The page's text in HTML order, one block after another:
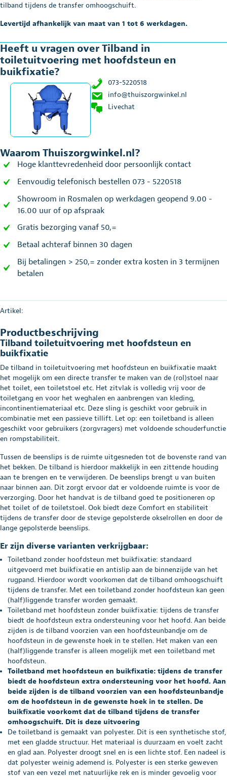
tilband tijdens de transfer omhoogschuift.
Levertijd afhankelijk van maat van 1 tot 6 werkdagen.
Heeft u vragen over Tilband in
toiletuitvoering met hoofdsteun en
buikfixatie?
073-5220518
info@thuiszorgwinkel.nl
Livechat
Waarom Thuiszorgwinkel.nl?
Hoge klanttevredenheid door persoonlijk contact
Eenvoudig telefonisch bestellen 073 - 5220518
Showroom in Rosmalen op werkdagen geopend 9.00 -
16.00 uur of op afspraak
Gratis bezorging vanaf 50,=
Betaal achteraf binnen 30 dagen
Bij betalingen > 250,= zonder extra kosten in 3 termijnen
betalen
Artikel:
Productbeschrijving
Tilband toiletuitvoering met hoofdsteun en
buikfixatie
De tilband in toiletuitvoering met hoofdsteun en buikfixatie maakt
het mogelijk om een directe transfer te maken van de (rol)stoel naar
het toilet, een toiletstoel etc. Het zitvlak is volledig vrij voor de
toiletgang en voor het weghalen en aanbrengen van kleding,
incontinentiemateriaal etc. Deze sling is geschikt voor gebruik in
combinatie met een passieve tillift. Let op: een toiletband is alleen
geschikt voor gebruikers (zorgvragers) met voldoende schouderfunctie
en rompstabiliteit.
Tussen de beenslips is de ruimte uitgesneden tot de bovenste rand van
het bekken. De tilband is hierdoor makkelijk in een zittende houding
aan te brengen en te verwijderen. De beenslips brengt u van buiten
naar binnen aan. Dit zorgt ervoor dat er voldoende ruimte is voor de
verzorging. Door het handvat is de tilband goed te positioneren op
het toilet of de toiletstoel. Ook biedt deze Comfort en stabiliteit
tijdens de transfer door de stevige gepolsterde okselrollen en door de
lange gepolsterde beenslips.
Er zijn diverse varianten verkrijgbaar:
Toiletband zonder hoofdsteun met buikfixatie: standaard
uitgevoerd met buikfixatie en antislip aan de binnenzijde van het
rugpand. Hierdoor wordt voorkomen dat de tilband omhoogschuift
tijdens de transfer. Met een toiletband zonder hoofdsteun kan geen
(half)liggende transfer worden gemaakt.
Toiletband met hoofdsteun zonder buikfixatie: tijdens de transfer
biedt de hoofdsteun extra ondersteuning voor het hoofd. Aan beide
zijden is de tilband voorzien van een hoofdsteunbandje om de
hoofdsteun in de gewenste hoek in te stellen. Het maken van een
(half)liggende transfer is alleen mogelijk met een toiletband met
hoofdsteun.
Toiletband met hoofdsteun en buikfixatie: tijdens de transfer
biedt de hoofdsteun extra ondersteuning voor het hoofd. Aan
beide zijden is de tilband voorzien van een hoofdsteunbandje
om de hoofdsteun in de gewenste hoek in te stellen. De
buikfixatie voorkomt dat de tilband tijdens de transfer
omhoogschuift. Dit is deze uitvoering
De toiletband is gemaakt van polyester. Dit is een synthetische stof,
met een gladde structuur. Het materiaal is duurzaam en voelt zacht
en glad aan. Polyester droogt snel en is een lichte stof. Een nadeel is
dat polyester weinig ademend is. Polyester is een sterke geweven
stof van een vezel met natuurlijke rek en is minder gevoelig voor